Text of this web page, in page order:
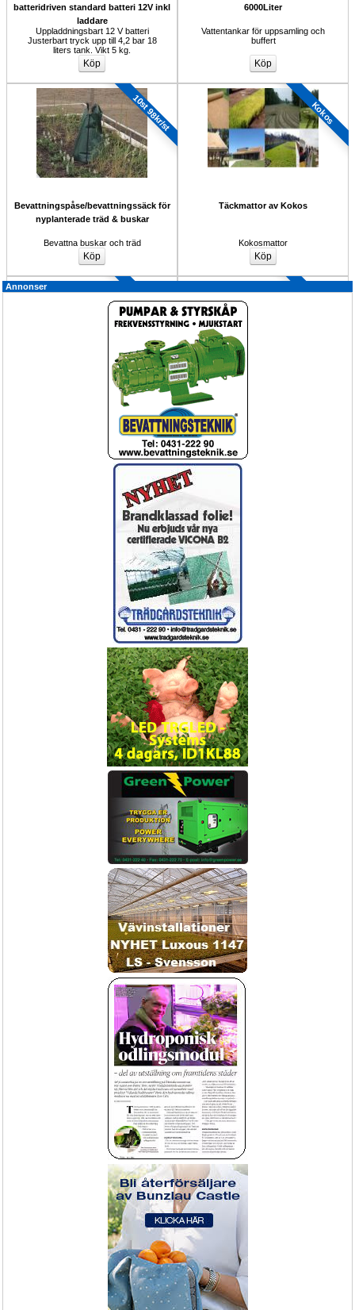
batteridriven standard batteri 12V inkl
laddare
Uppladdningsbart 12 V batteri
Justerbart tryck upp till 4,2 bar 18
liters tank. Vikt 5 kg.
6000Liter
Vattentankar för uppsamling och
buffert
10st 98kr/st
Bevattningspåse/bevattningssäck för
nyplanterade träd & buskar
Bevattna buskar och träd
Kokos
Täckmattor av Kokos
Kokosmattor
Upp till 10%
Markmatta Mypecks VICONA, TT
Markväv Mypecks Vicona
Rörkopplingar
Slang- och Rörskopplingar
Kopplingar för PE/PEM/PEH-rör.
15%
Bevattning droppslang kit för trädgård
Bevattningskit med kopplingar och
Rainbird Bevattningsautomatik
kontroller för inomhus/utomhus ESP-
RZX & ESP-TM2 serie
Bevattningsautomatik för säkra drift
49.-
Skyddsoverall
Skyddsoverall engångs
Hand driven sopmaskin för industri
SWEEPER
Städmaskin
Köp Nu!
Elverk Honda EU22i inverter
Godkänt belastningsprov!
Bevattningstunnel för blomstervagnar
containervagnar CC
Uppvattning av plantor och brätten
ger ökad försäljning med miskat
Fran 1195,-
Transportvagn / CC-vagn /
Containervagn - basenhet inkl stolpar
exkl hyllplan
Inkl. hjul och stolpar.
Bevattning slang och strilar
Annonser